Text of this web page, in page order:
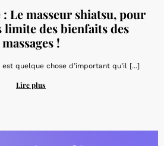
: Le masseur shiatsu, pour
des bienfaits des
massages !
quelque chose d’important qu’il [...]
Lire plus